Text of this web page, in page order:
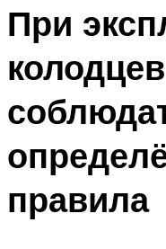
При
правила